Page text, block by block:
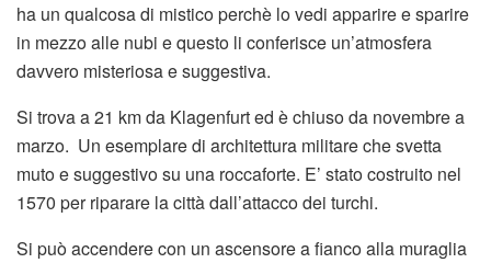
ha un qualcosa di mistico perchè lo vedi apparire e sparire
in mezzo alle nubi e questo li conferisce un’atmosfera
davvero misteriosa e suggestiva.
Si trova a 21 km da Klagenfurt ed è chiuso da novembre a
marzo. Un esemplare di architettura militare che svetta
muto e suggestivo su una roccaforte. E’ stato costruito nel
1570 per riparare la città dall’attacco dei turchi.
Si può accendere con un ascensore a fianco alla muraglia